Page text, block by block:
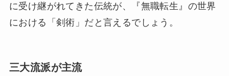
に受け継がれてきた伝統が、『無職転生』の世界
における「剣術」だと言えるでしょう。
三大流派が主流